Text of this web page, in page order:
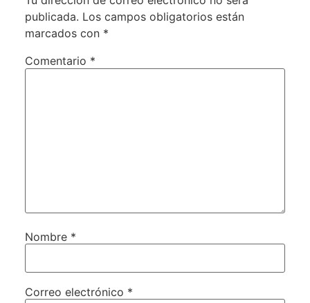
publicada. Los campos obligatorios están
marcados con *
Comentario *
Nombre *
Correo electrónico *